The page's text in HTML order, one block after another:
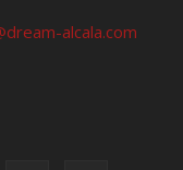
alcala.com